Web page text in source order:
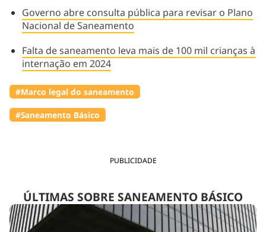
PUBLICIDADE
ÚLTIMAS SOBRE SANEAMENTO BÁSICO
Governo abre consulta pública para revisar o Plano
Nacional de Saneamento
Falta de saneamento leva mais de 100 mil crianças à
internação em 2024
#Marco legal do saneamento
#Saneamento Básico